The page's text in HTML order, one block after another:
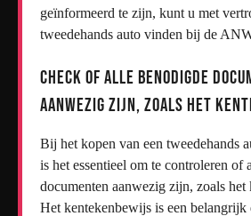
geïnformeerd te zijn, kunt u met
tweedehands auto vinden bij de
Check of alle benodigde
aanwezig zijn, zoals het
Bij het kopen van een tweedehands
is het essentieel om te controleren of
documenten aanwezig zijn, zoals het
Het kentekenbewijs is een belangrijk